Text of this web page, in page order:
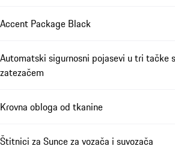
Accent Package Black
Automatski sigurnosni pojasevi u tri tačke
zatezačem
Krovna obloga od tkanine
Štitnici za Sunce za vozača i suvozača